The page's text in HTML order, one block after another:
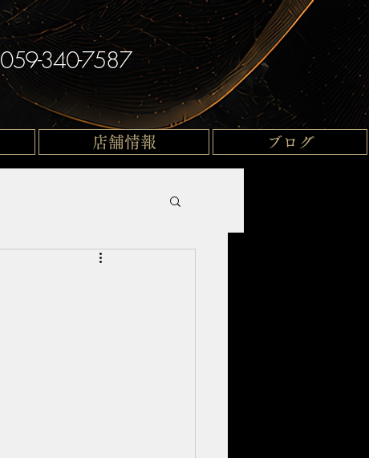
059-340-7587
店舗情報 ブログ